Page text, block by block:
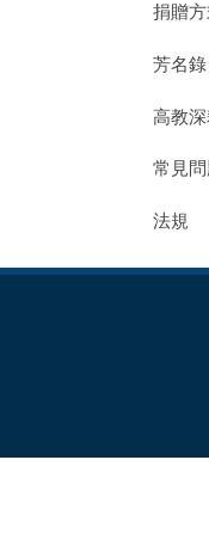
捐贈
芳名錄
高教
常見問
法規